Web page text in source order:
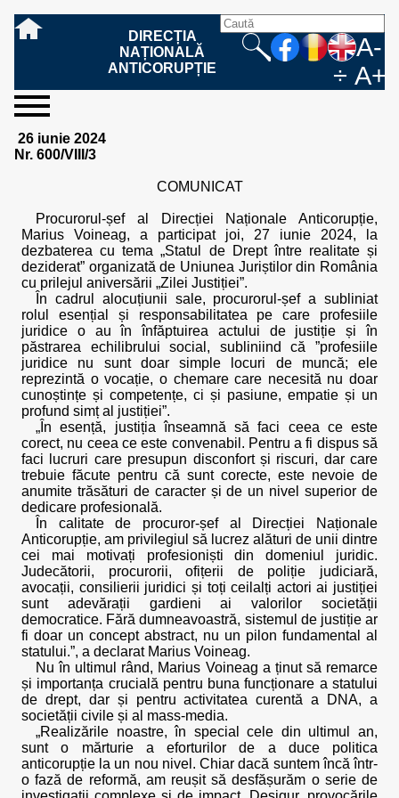
DIRECȚIA
NAȚIONALĂ
ANTICORUPȚIE
A-
÷ A+
sesizați-
ne
Ce
înseamnă
Cum
sesizați
Cum
este
Ce
trebuie
Fazele
procesului
Ce
urmează
de
corupție?
Care sunt
drepturile și
penal?
Cum
sprijiniți
despre
posibile
fapte de
corupție?
despre
noi
Cine
lucrează
Cu ce
se
Sursele
de
Structura
Conducerea
Structuri
teritoriale
Cadrul
legal
Resurse
financiare
Resurse
umane
Integritate
instituțională
rezultatele
noastre
Rapoarte
de
Hotărâri
penale
corupție
mass
media
Biroul de
informare
Comunicate
de presă
Model de
acreditare
Drept
la
Evenimente
informare
publică
Persoana
responsabilă
Model
solicitare
544/2001
Raportul
anual
544/2001
Legea
544/2001
Protecția
datelor
Modalități
de
oferit în
baza Legii
544/2001
cooperare
internațională
Programe
Evenimente
internaționale
Cadrul legal
internațional
26 iunie 2024
Nr. 600/VIII/3
COMUNICAT
Procurorul-șef al Direcției Naționale Anticorupție,
Marius Voineag, a participat joi, 27 iunie 2024, la
dezbaterea cu tema „Statul de Drept între realitate și
deziderat” organizată de Uniunea Juriștilor din România
cu prilejul aniversării „Zilei Justiției”.
În cadrul alocuțiunii sale, procurorul-șef a subliniat
rolul esențial și responsabilitatea pe care profesiile
juridice o au în înfăptuirea actului de justiție și în
păstrarea echilibrului social, subliniind că ”profesiile
juridice nu sunt doar simple locuri de muncă; ele
reprezintă o vocație, o chemare care necesită nu doar
cunoștințe și competențe, ci și pasiune, empatie și un
profund simț al justiției”.
„În esență, justiția înseamnă să faci ceea ce este
corect, nu ceea ce este convenabil. Pentru a fi dispus să
faci lucruri care presupun disconfort și riscuri, dar care
trebuie făcute pentru că sunt corecte, este nevoie de
anumite trăsături de caracter și de un nivel superior de
dedicare profesională.
În calitate de procuror-șef al Direcției Naționale
Anticorupție, am privilegiul să lucrez alături de unii dintre
cei mai motivați profesioniști din domeniul juridic.
Judecătorii, procurorii, ofițerii de poliție judiciară,
avocații, consilierii juridici și toți ceilalți actori ai justiției
sunt adevărații gardieni ai valorilor societății
democratice. Fără dumneavoastră, sistemul de justiție ar
fi doar un concept abstract, nu un pilon fundamental al
statului.”, a declarat Marius Voineag.
Nu în ultimul rând, Marius Voineag a ținut să remarce
și importanța crucială pentru buna funcționare a statului
de drept, dar și pentru activitatea curentă a DNA, a
societății civile și al mass-media.
„Realizările noastre, în special cele din ultimul an,
sunt o mărturie a eforturilor de a duce politica
anticorupție la un nou nivel. Chiar dacă suntem încă într-
o fază de reformă, am reușit să desfășurăm o serie de